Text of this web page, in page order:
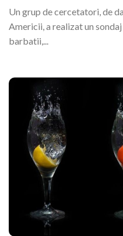
Un grup de cercetatori, de
Americii, a realizat un
barbatii,...